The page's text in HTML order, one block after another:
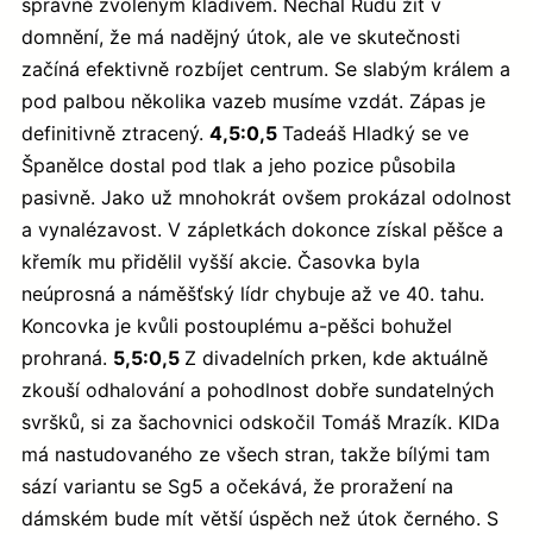
správně zvoleným kladivem. Nechal Rudu žít v
domnění, že má nadějný útok, ale ve skutečnosti
začíná efektivně rozbíjet centrum. Se slabým králem a
pod palbou několika vazeb musíme vzdát. Zápas je
definitivně ztracený. 4,5:0,5 Tadeáš Hladký se ve
Španělce dostal pod tlak a jeho pozice působila
pasivně. Jako už mnohokrát ovšem prokázal odolnost
a vynalézavost. V zápletkách dokonce získal pěšce a
křemík mu přidělil vyšší akcie. Časovka byla
neúprosná a náměšťský lídr chybuje až ve 40. tahu.
Koncovka je kvůli postouplému a-pěšci bohužel
prohraná. 5,5:0,5 Z divadelních prken, kde aktuálně
zkouší odhalování a pohodlnost dobře sundatelných
svršků, si za šachovnici odskočil Tomáš Mrazík. KIDa
má nastudovaného ze všech stran, takže bílými tam
sází variantu se Sg5 a očekává, že proražení na
dámském bude mít větší úspěch než útok černého. S